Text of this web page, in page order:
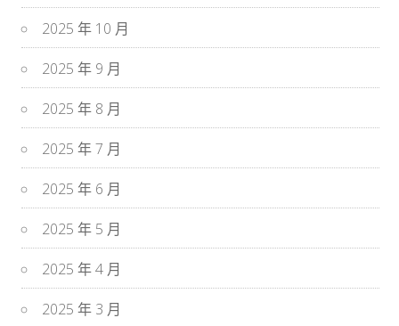
2025 年 10 月
2025 年 9 月
2025 年 8 月
2025 年 7 月
2025 年 6 月
2025 年 5 月
2025 年 4 月
2025 年 3 月